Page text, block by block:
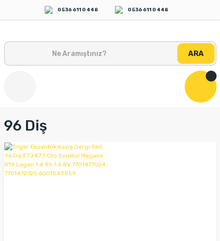
0 536 611 0 448 0 536 611 0 448
ARA
96 Diş